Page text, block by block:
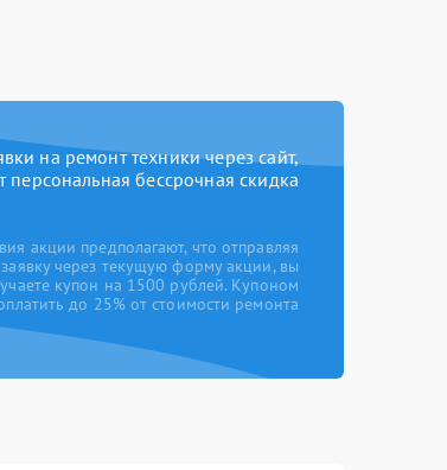
на ремонт техники через сайт,
персональная бессрочная скидка
акции предполагают, что отправляя
заявку через текущую форму акции, вы
купон на 1500 рублей. Купоном
до 25% от стоимости ремонта